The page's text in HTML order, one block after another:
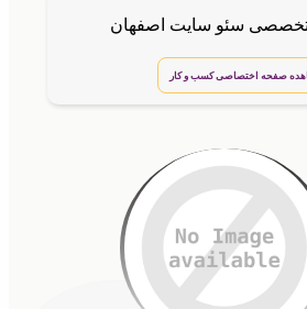
سئو سایت اصفهان
صفحه اختصاصی کسب و کار